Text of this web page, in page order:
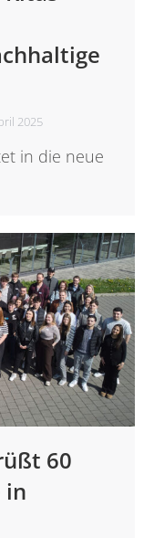
2025
in die neue
60
in